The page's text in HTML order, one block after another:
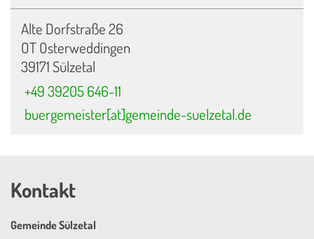
Alte Dorfstraße 26
OT Osterweddingen
39171 Sülzetal
+49 39205 646-11
buergemeister[at]gemeinde-suelzetal.de
Kontakt
Gemeinde Sülzetal